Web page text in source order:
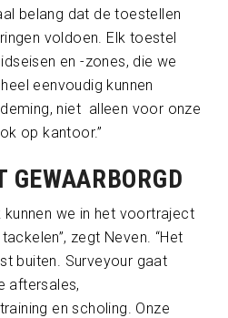
belang dat de toestellen
voldoen. Elk toestel
en -zones, die we
eenvoudig kunnen
niet alleen voor onze
op kantoor.”
kunnen we in het voortraject
zegt Neven. “Het
buiten. Surveyour gaat
aftersales,
en scholing. Onze